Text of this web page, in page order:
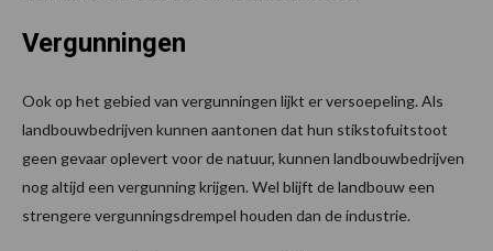
Vergunningen
Ook op het gebied van vergunningen lijkt er versoepeling. Als
landbouwbedrijven kunnen aantonen dat hun stikstofuitstoot
geen gevaar oplevert voor de natuur, kunnen landbouwbedrijven
nog altijd een vergunning krijgen. Wel blijft de landbouw een
strengere vergunningsdrempel houden dan de industrie.